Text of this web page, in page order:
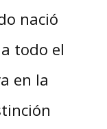
nació
todo el
en la